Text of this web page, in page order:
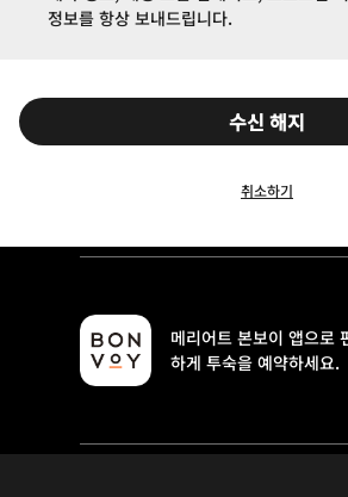
정보를 항상 보내드립니다.
수신 해지
취소하기
메리어트 본보이 앱으로
하게 투숙을 예약하세요.